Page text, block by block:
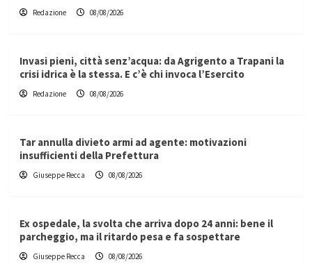
Redazione 08/08/2026
Invasi pieni, città senz’acqua: da Agrigento a Trapani la
crisi idrica è la stessa. E c’è chi invoca l’Esercito
Redazione 08/08/2026
Tar annulla divieto armi ad agente: motivazioni
insufficienti della Prefettura
Giuseppe Recca 08/08/2026
Ex ospedale, la svolta che arriva dopo 24 anni: bene il
parcheggio, ma il ritardo pesa e fa sospettare
Giuseppe Recca 08/08/2026